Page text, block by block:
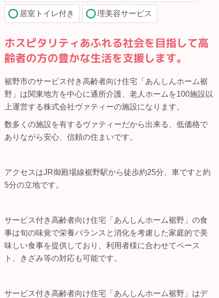
居室トイレ付き 理美容サービス
ホスピタリティあふれる社会を目指して高
齢者の方の豊かな生活を支援します。
裾野市のサービス付き高齢者向け住宅「あんしんホーム裾
野」は関東地方を中心に通所介護、老人ホームを100施設以
上運営する株式会社ヴァティーの施設になります。
数多くの施設を有するヴァティーだから出来る、低価格で
ありながら安心、信頼の住まいです。
アクセスはJR御殿場線裾野駅から徒歩約25分、車ですと約
5分の立地です。
サービス付き高齢者向け住宅「あんしんホーム裾野」の食
事は旬の味覚で栄養バランスと消化を考慮した家庭的で美
味しい食事を提供しており、利用者様に合わせてペース
ト、きざみ等の対応も可能です。
サービス付き高齢者向け住宅「あんしんホーム裾野」はデ